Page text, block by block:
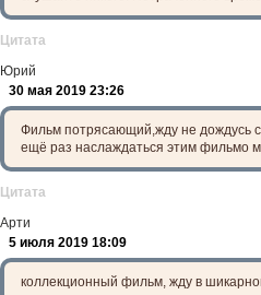
Цитата
Юрий
30 мая 2019 23:26
Фильм потрясающий,жду не дождусь
ещё раз наслаждаться этим фильмо м
Цитата
Арти
5 июля 2019 18:09
коллекционный фильм, жду в